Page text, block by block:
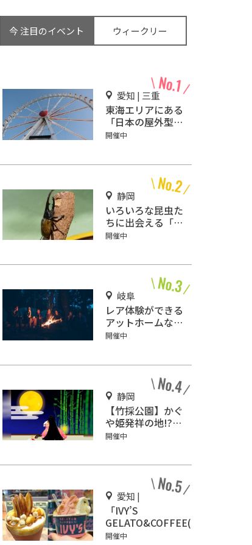
今 注目のイベント ウィークリー
愛知 | 三重
東海エリアにある
「日本の屋外型テ
ーマパーク敷地面
開催中
静岡
いろいろな昆虫た
ちに出会える「磐
田市竜洋昆虫自然
開催中
岐阜
レア体験ができる
アットホームなキ
ャンプ場「ネイチ
開催中
静岡
【竹採公園】かぐ
や姫発祥の地!?お
じいさんがかぐや
開催中
愛知 |
「IVY’S
GELATO&COFFEE(ア
イビーズ ジェラート
開催中